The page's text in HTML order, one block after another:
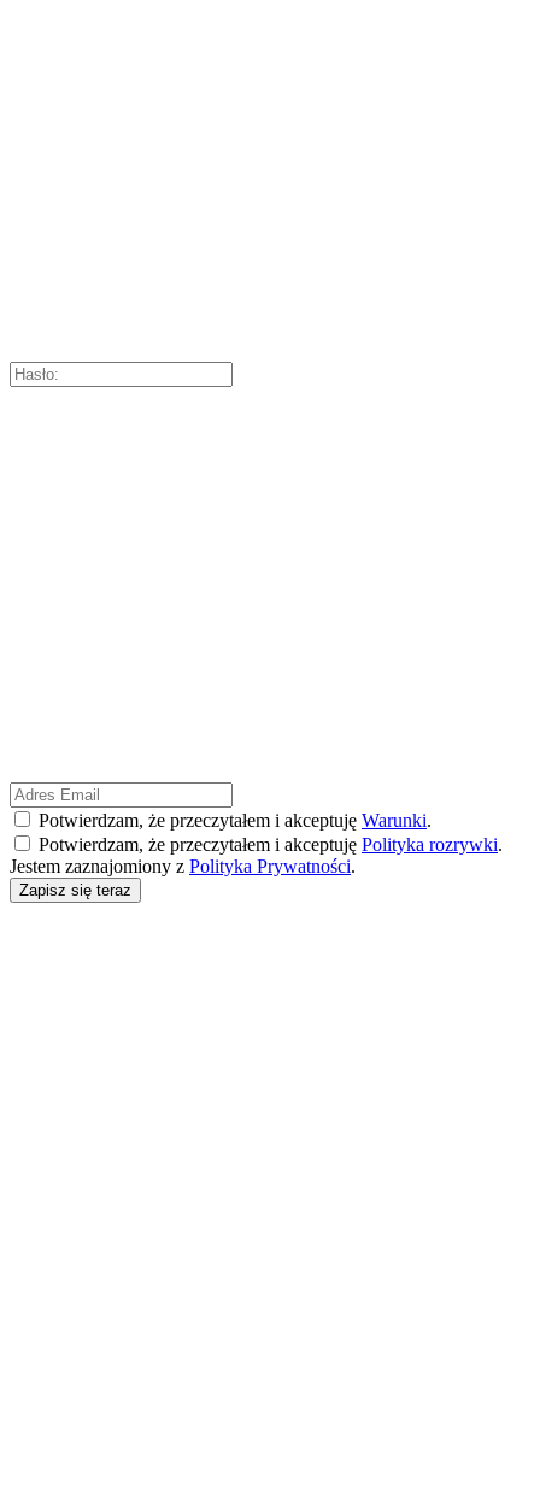
Potwierdzam, że przeczytałem i akceptuję Warunki.
Potwierdzam, że przeczytałem i akceptuję Polityka rozrywki.
Jestem zaznajomiony z Polityka Prywatności.
Zapisz się teraz